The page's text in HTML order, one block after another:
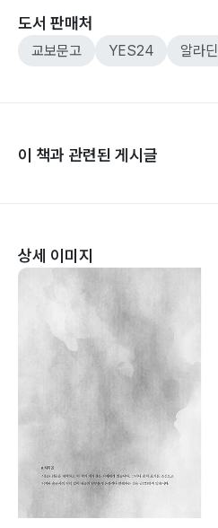
도서 판매처
교보문고 YES24 알라딘
이 책과 관련된 게시글
상세 이미지